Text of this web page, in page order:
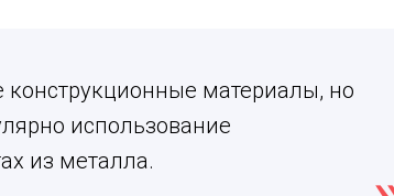
материалы, но
использование
из металла.